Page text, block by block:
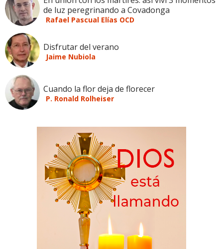
de luz peregrinando a Covadonga
Rafael Pascual Elías OCD
Disfrutar del verano
Jaime Nubiola
Cuando la flor deja de florecer
P. Ronald Rolheiser